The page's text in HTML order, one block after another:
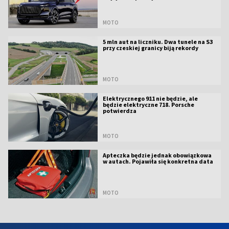
MOTO
5 mln aut na liczniku. Dwa tunele na S3
przy czeskiej granicy biją rekordy
MOTO
Elektrycznego 911 nie będzie, ale
będzie elektryczne 718. Porsche
potwierdza
MOTO
Apteczka będzie jednak obowiązkowa
w autach. Pojawiła się konkretna data
MOTO